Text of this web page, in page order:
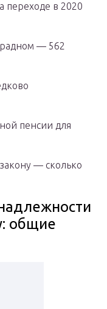
переходе в 2020
— 562
пенсии для
— сколько
общие